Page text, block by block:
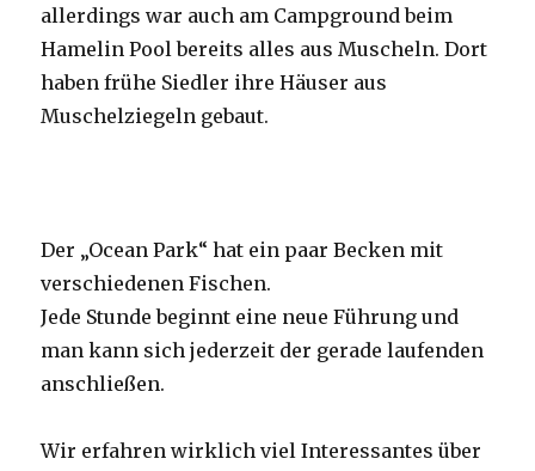
allerdings war auch am Campground beim
Hamelin Pool bereits alles aus Muscheln. Dort
haben frühe Siedler ihre Häuser aus
Muschelziegeln gebaut.
Der „Ocean Park“ hat ein paar Becken mit
verschiedenen Fischen.
Jede Stunde beginnt eine neue Führung und
man kann sich jederzeit der gerade laufenden
anschließen.
Wir erfahren wirklich viel Interessantes über